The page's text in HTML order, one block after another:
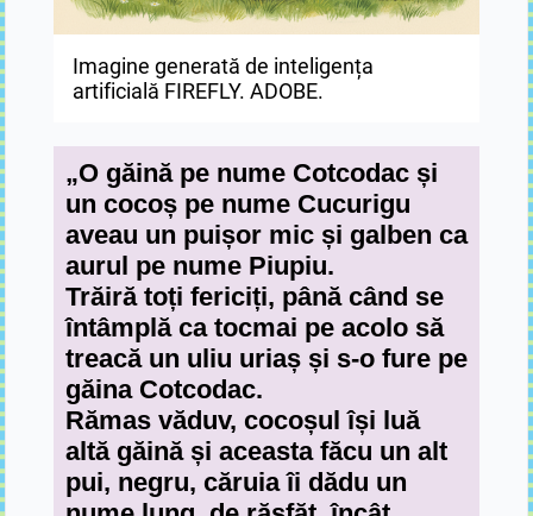
Imagine generată de inteligența
artificială FIREFLY. ADOBE.
„O găină pe nume Cotcodac și
un cocoș pe nume Cucurigu
aveau un puișor mic și galben ca
aurul pe nume Piupiu.
Trăiră toți fericiți, până când se
întâmplă ca tocmai pe acolo să
treacă un uliu uriaș și s-o fure pe
găina Cotcodac.
Rămas văduv, cocoșul își luă
altă găină și aceasta făcu un alt
pui, negru, căruia îi dădu un